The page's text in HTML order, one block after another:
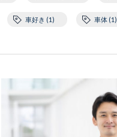
車好き (1) 車体 (1)